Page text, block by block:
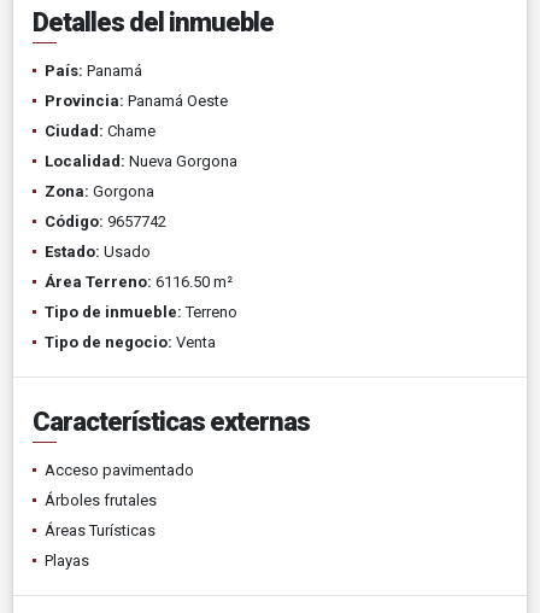
Detalles del inmueble
País: Panamá
Provincia: Panamá Oeste
Ciudad: Chame
Localidad: Nueva Gorgona
Zona: Gorgona
Código: 9657742
Estado: Usado
Área Terreno: 6116.50 m²
Tipo de inmueble: Terreno
Tipo de negocio: Venta
Características externas
Acceso pavimentado
Árboles frutales
Áreas Turísticas
Playas